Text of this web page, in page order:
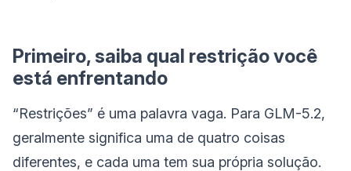
Primeiro, saiba qual restrição você
está enfrentando
“Restrições” é uma palavra vaga. Para GLM-5.2,
geralmente significa uma de quatro coisas
diferentes, e cada uma tem sua própria solução.